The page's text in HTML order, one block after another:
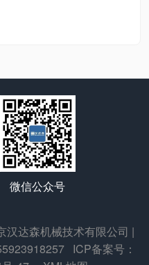
微信公众号
汉达森机械技术有限公司 |
ICP备案号：